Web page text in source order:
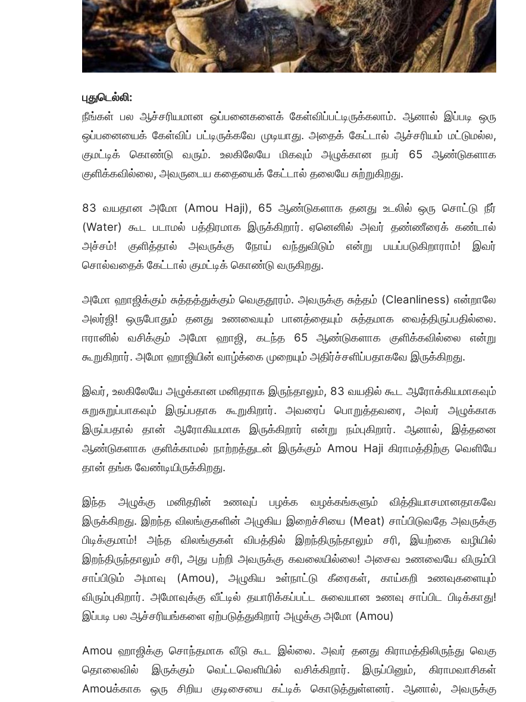
புதுடெல்லி:
நீங்கள் பல ஆச்சரியமான ஒப்பனைகளைக் கேள்விப்பட்டிருக்கலாம். ஆனால் இப்படி ஒரு
ஒப்பனையைக் கேள்விப் பட்டிருக்கவே முடியாது. அதைக் கேட்டால் ஆச்சரியம் மட்டுமல்ல,
குமட்டிக் கொண்டு வரும். உலகிலேயே மிகவும் அழுக்கான நபர் 65 ஆண்டுகளாக
குளிக்கவில்லை, அவருடைய கதையைக் கேட்டால் தலையே சுற்றுகிறது.
83 வயதான அமோ (Amou Haji), 65 ஆண்டுகளாக தனது உடலில் ஒரு சொட்டு நீர்
(Water) கூட படாமல் பத்திரமாக இருக்கிறார். ஏனெனில் அவர் தண்ணீரைக் கண்டால்
அச்சம்! குளித்தால் அவருக்கு நோய் வந்துவிடும் என்று பயப்படுகிறாராம்! இவர்
சொல்வதைக் கேட்டால் குமட்டிக் கொண்டு வருகிறது.
அமோ ஹாஜிக்கும் சுத்தத்துக்கும் வெகுதூரம். அவருக்கு சுத்தம் (Cleanliness) என்றாலே
அலர்ஜி! ஒருபோதும் தனது உணவையும் பானத்தையும் சுத்தமாக வைத்திருப்பதில்லை.
ஈரானில் வசிக்கும் அமோ ஹாஜி, கடந்த 65 ஆண்டுகளாக குளிக்கவில்லை என்று
கூறுகிறார். அமோ ஹாஜியின் வாழ்க்கை முறையும் அதிர்ச்சளிப்பதாகவே இருக்கிறது.
இவர், உலகிலேயே அழுக்கான மனிதராக இருந்தாலும், 83 வயதில் கூட ஆரோக்கியமாகவும்
சுறுசுறுப்பாகவும் இருப்பதாக கூறுகிறார். அவரைப் பொறுத்தவரை, அவர் அழுக்காக
இருப்பதால் தான் ஆரோகியமாக இருக்கிறார் என்று நம்புகிறார். ஆனால், இத்தனை
ஆண்டுகளாக குளிக்காமல் நாற்றத்துடன் இருக்கும் Amou Haji கிராமத்திற்கு வெளியே
தான் தங்க வேண்டியிருக்கிறது.
இந்த அழுக்கு மனிதரின் உணவுப் பழக்க வழக்கங்களும் வித்தியாசமானதாகவே
இருக்கிறது. இறந்த விலங்குகளின் அழுகிய இறைச்சியை (Meat) சாப்பிடுவதே அவருக்கு
பிடிக்குமாம்! அந்த விலங்குகள் விபத்தில் இறந்திருந்தாலும் சரி, இயற்கை வழியில்
இறந்திருந்தாலும் சரி, அது பற்றி அவருக்கு கவலையில்லை! அசைவ உணவையே விரும்பி
சாப்பிடும் அமாவு (Amou), அழுகிய உள்நாட்டு கீரைகள், காய்கறி உணவுகளையும்
விரும்புகிறார். அமோவுக்கு வீட்டில் தயாரிக்கப்பட்ட சுவையான உணவு சாப்பிட பிடிக்காது!
இப்படி பல ஆச்சரியங்களை ஏற்படுத்துகிறார் அழுக்கு அமோ (Amou)
Amou ஹாஜிக்கு சொந்தமாக வீடு கூட இல்லை. அவர் தனது கிராமத்திலிருந்து வெகு
தொலைவில் இருக்கும் வெட்டவெளியில் வசிக்கிறார். இருப்பினும், கிராமவாசிகள்
Amouக்காக ஒரு சிறிய குடிசையை கட்டிக் கொடுத்துள்ளனர். ஆனால், அவருக்கு